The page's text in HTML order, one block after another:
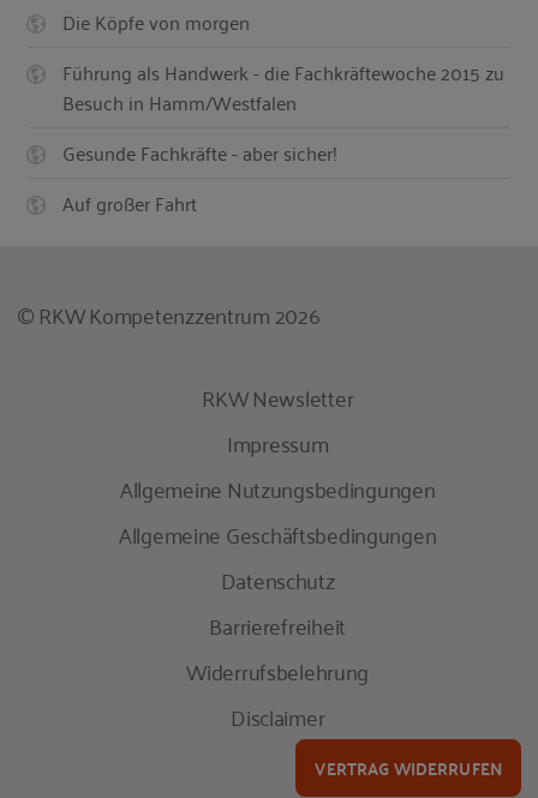
Die Köpfe von morgen
Führung als Handwerk - die Fachkräftewoche 2015 zu
Besuch in Hamm/Westfalen
Gesunde Fachkräfte - aber sicher!
Auf großer Fahrt
© RKW Kompetenzzentrum 2026
RKW Newsletter
Impressum
Allgemeine Nutzungsbedingungen
Allgemeine Geschäftsbedingungen
Datenschutz
Barrierefreiheit
Widerrufsbelehrung
Disclaimer
VERTRAG WIDERRUFEN